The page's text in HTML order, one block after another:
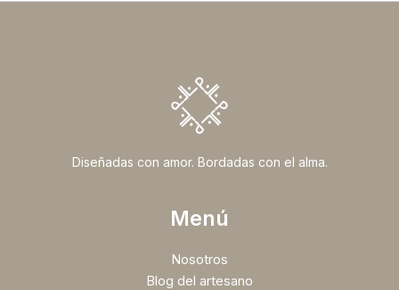
Diseñadas con amor. Bordadas con el alma.
Menú
Nosotros
Blog del artesano